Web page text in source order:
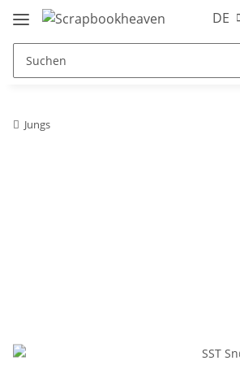
DE
Jungs